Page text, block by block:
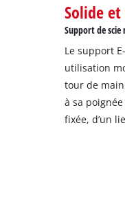
Solide
Support de
Le support
utilisation
tour de
à sa
fixée, d’un